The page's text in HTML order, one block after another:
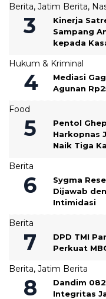
Berita, Jatim Berita,
Kinerja
Sampang
kepada
Hukum & Kriminal
Mediasi
Agunan
Food
Pentol
Harkopnas
Naik Tiga
Berita
Sygma
Dijawab
Intimidasi
Berita
DPD TMI
Perkuat
Berita, Jatim Berita
‎Dandim
Integritas